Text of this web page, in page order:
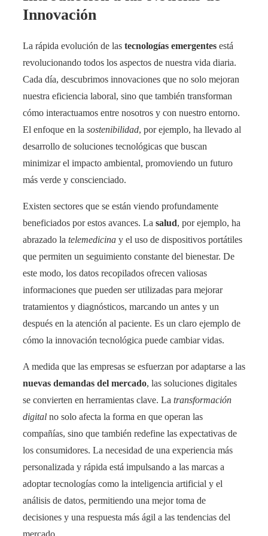
Innovación
La rápida evolución de las tecnologías emergentes está
revolucionando todos los aspectos de nuestra vida diaria.
Cada día, descubrimos innovaciones que no solo mejoran
nuestra eficiencia laboral, sino que también transforman
cómo interactuamos entre nosotros y con nuestro entorno.
El enfoque en la sostenibilidad, por ejemplo, ha llevado al
desarrollo de soluciones tecnológicas que buscan
minimizar el impacto ambiental, promoviendo un futuro
más verde y conscienciado.
Existen sectores que se están viendo profundamente
beneficiados por estos avances. La salud, por ejemplo, ha
abrazado la telemedicina y el uso de dispositivos portátiles
que permiten un seguimiento constante del bienestar. De
este modo, los datos recopilados ofrecen valiosas
informaciones que pueden ser utilizadas para mejorar
tratamientos y diagnósticos, marcando un antes y un
después en la atención al paciente. Es un claro ejemplo de
cómo la innovación tecnológica puede cambiar vidas.
A medida que las empresas se esfuerzan por adaptarse a las
nuevas demandas del mercado, las soluciones digitales
se convierten en herramientas clave. La transformación
digital no solo afecta la forma en que operan las
compañías, sino que también redefine las expectativas de
los consumidores. La necesidad de una experiencia más
personalizada y rápida está impulsando a las marcas a
adoptar tecnologías como la inteligencia artificial y el
análisis de datos, permitiendo una mejor toma de
decisiones y una respuesta más ágil a las tendencias del
mercado.